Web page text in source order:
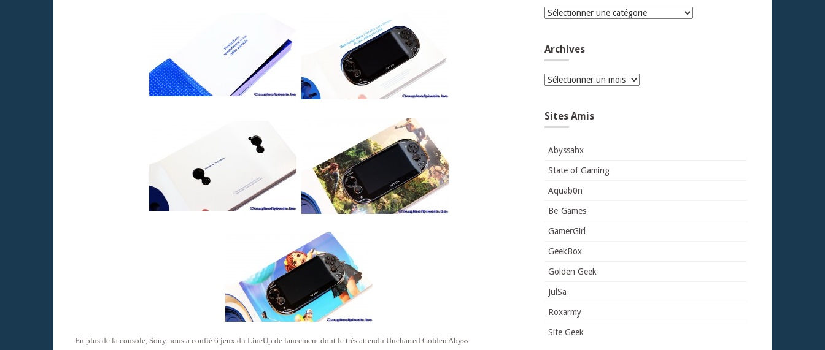
En plus de la console, Sony nous a confié 6 jeux du LineUp de lancement dont le très attendu Uncharted Golden Abyss.
Catégories
Archives
Archives
Sites Amis
Abyssahx
State of Gaming
Aquab0n
Be-Games
GamerGirl
GeekBox
Golden Geek
JulSa
Roxarmy
Site Geek